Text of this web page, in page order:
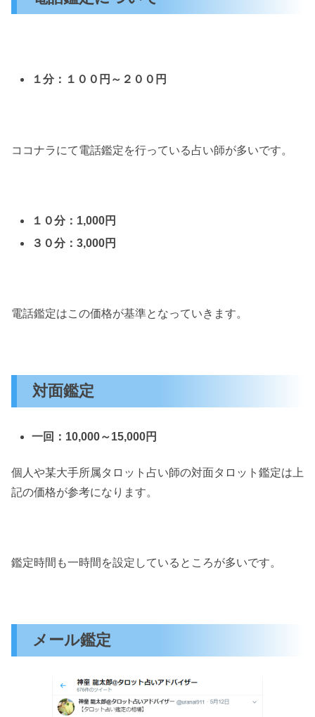
１分：１００円～２００円
ココナラにて電話鑑定を行っている占い師が多いです。
１０分：1,000円
３０分：3,000円
電話鑑定はこの価格が基準となっていきます。
対面鑑定
一回：10,000～15,000円
個人や某大手所属タロット占い師の対面タロット鑑定は上
記の価格が参考になります。
鑑定時間も一時間を設定しているところが多いです。
メール鑑定